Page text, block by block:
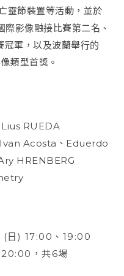
靈節裝置等活動，並於
影像融接比賽第二名、
軍，以及波蘭舉行的
類型首獎。
RUEDA
Acosta、Eduerdo
HRENBERG
(日) 17:00、19:00
，共6場